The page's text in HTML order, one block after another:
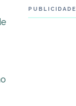
PUBLICIDADE